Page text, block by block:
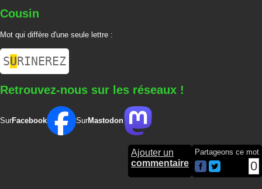
Cousin
Mot qui diffère d'une seule lettre :
SURINEREZ
Retrouvez-nous sur les réseaux !
SurFacebook SurMastodon
Ajouter un
commentaire
Partageons ce mot
0